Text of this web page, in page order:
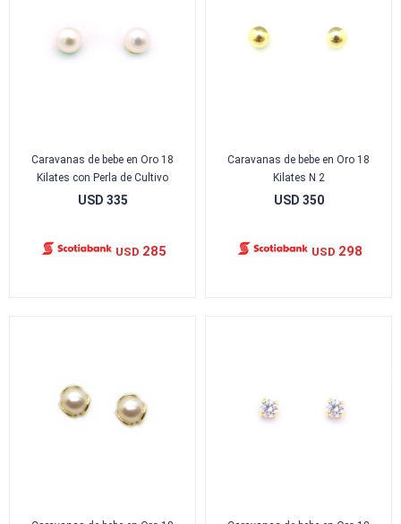
Caravanas de bebe en Oro 18
Kilates con Perla de Cultivo
USD 335
USD 285
Caravanas de bebe en Oro 18
Kilates N 2
USD 350
USD 298